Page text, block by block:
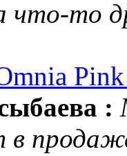
что-то
:
в